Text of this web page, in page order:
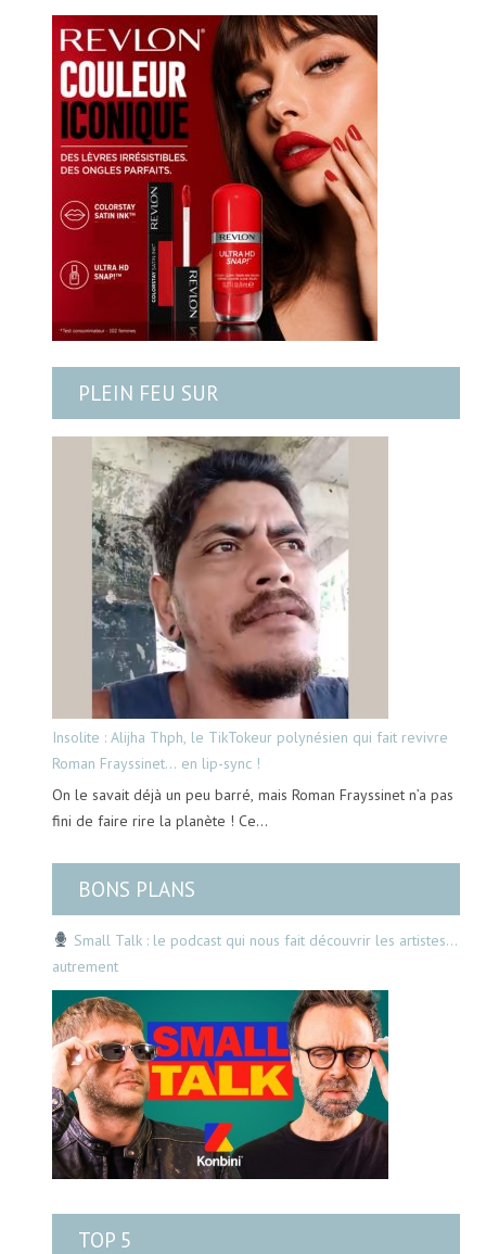
PLEIN FEU SUR
Insolite : Alijha Thph, le TikTokeur polynésien qui fait revivre
Roman Frayssinet… en lip-sync !
On le savait déjà un peu barré, mais Roman Frayssinet n’a pas
fini de faire rire la planète ! Ce…
BONS PLANS
Small Talk : le podcast qui nous fait découvrir les artistes…
autrement
TOP 5